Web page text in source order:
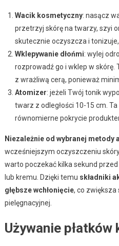
Wacik kosmetyczny: nasącz
przetrzyj skórę na twarzy, szyi
skutecznie oczyszcza i tonizuje,
Wklepywanie dłońmi: wylej
rozprowadź go i wklep w skórę.
z wrażliwą cerą, ponieważ
Atomizer: jeżeli Twój tonik
twarz z odległości 10-15 cm.
równomierne pokrycie
Niezależnie od wybranej metody
wcześniejszym oczyszczeniu
warto poczekać kilka sekund
lub kremu. Dzięki temu składniki
głębsze wchłonięcie, co zwiększa
pielęgnacyjnej.
Używanie